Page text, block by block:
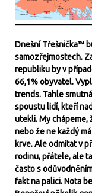
Dnešní Třešnička™
samozřejmostech.
republiku by v
66,1% obyvatel.
trends. Tahle
spoustu lidí, kteří
utekli. My chápeme,
nebo že ne každý
krve. Ale odmítat v
rodinu, přátele, ale
často s
fakt na palici. Nota